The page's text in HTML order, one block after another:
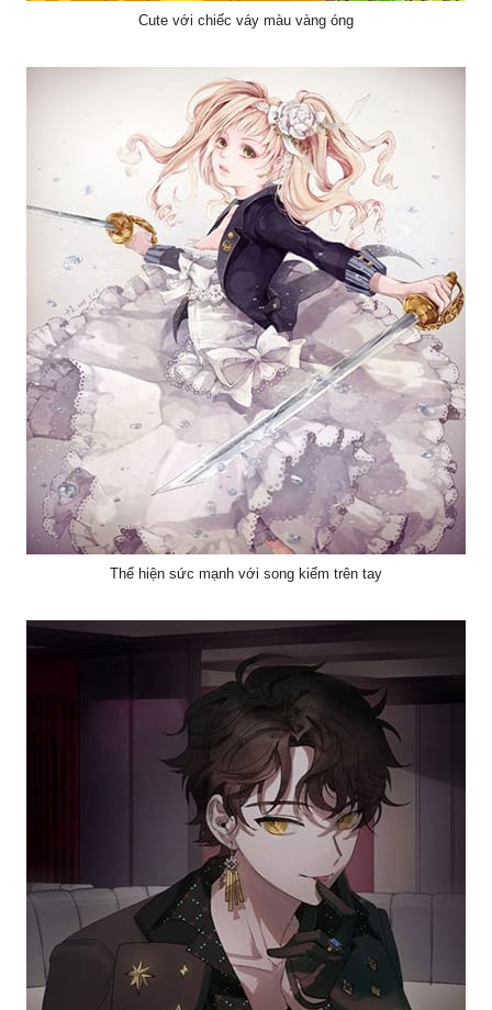
Cute với chiếc váy màu vàng óng
Thể hiện sức mạnh với song kiếm trên tay